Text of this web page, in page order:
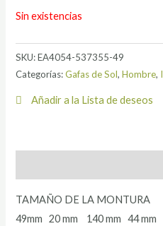
Sin existencias
SKU:EA4054-537355-49
Categorías:Gafas de Sol,Hombre,
Añadir a la Lista de deseos
TAMAÑO DE LA MONTURA
49mm 20 mm 140 mm 44 mm